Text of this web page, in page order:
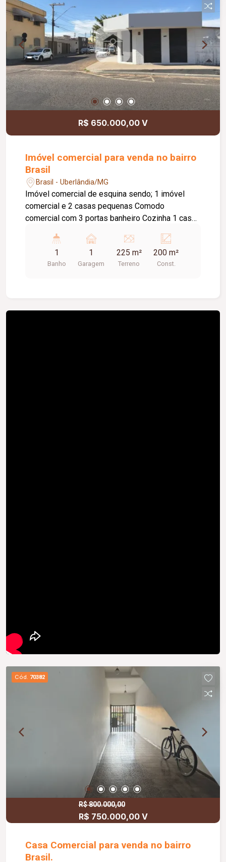
R$ 650.000,00 V
Imóvel comercial para venda no bairro
Brasil
Brasil - Uberlândia/MG
Imóvel comercial de esquina sendo; 1 imóvel
comercial e 2 casas pequenas Comodo
comercial com 3 portas banheiro Cozinha 1 casas
Garagem Segunda casa com; Sala 01 Quarto
Cozinha Banheiro
1
Banho
1
Garagem
225 m²
Terreno
200 m²
Const.
Cód. 70382
R$ 800.000,00
R$ 750.000,00 V
Casa Comercial para venda no bairro
Brasil.